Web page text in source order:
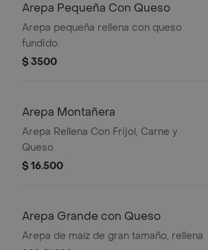
Arepa Pequeña Con Queso
Arepa pequeña rellena con queso
fundido.
$ 3500
Arepa Montañera
Arepa Rellena Con Frijol, Carne y
Queso.
$ 16.500
Arepa Grande con Queso
Arepa de maíz de gran tamaño, rellena